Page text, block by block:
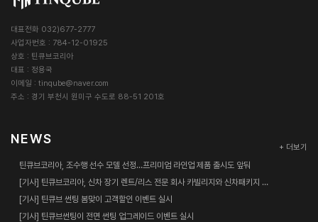
대표전화 032)677-2777
사업자번호 : 784-12-01925
상호 : 틴큐브코리아
대표 : 정용국
이메일 : tinqube@naver.com
주소 : 경기 부천시 원미구 수도로 88-51 201호
NEWS
+ 더보기
틴큐브코리아, 조수행 선수 모델 선정…프리미엄 라인업 제품 출시도 앞둬
[기사] 틴큐브코리아, 신차 장기 렌트/리스 전문 회사 카빌리지와 신차패키지 업무협약 체결
[기사] 틴큐브 썬팅 봄맞이 고객할인 이벤트 실시
[기사] 틴큐브썬팅이 전면 썬팅 업그레이드 이벤트 실시